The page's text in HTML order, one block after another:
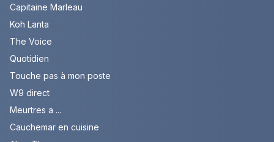
Capitaine Marleau
Koh Lanta
The Voice
Quotidien
Touche pas à mon poste
W9 direct
Meurtres a ...
Cauchemar en cuisine